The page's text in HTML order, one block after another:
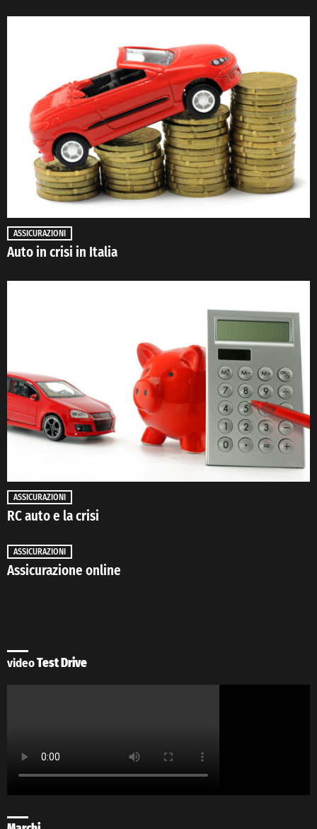
ASSICURAZIONI
Auto in crisi in Italia
ASSICURAZIONI
RC auto e la crisi
ASSICURAZIONI
Assicurazione online
videoTest Drive